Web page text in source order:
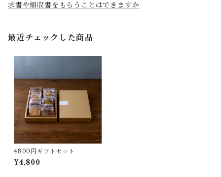
求書や領収書をもらうことはできますか
最近チェックした商品
4800円ギフトセット
¥4,800